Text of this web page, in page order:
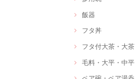
飯器
フタ丼
フタ付大茶・大茶
毛料・大平・中平